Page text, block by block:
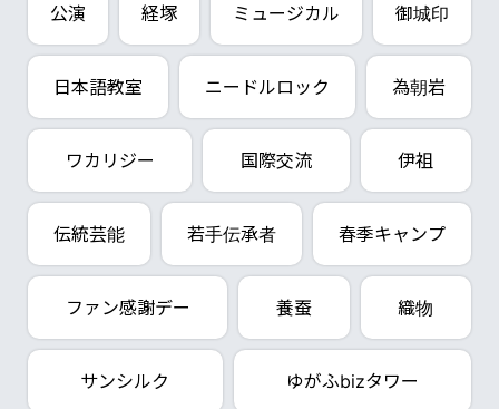
公演 経塚 ミュージカル 御城印
日本語教室 ニードルロック 為朝岩
ワカリジー 国際交流 伊祖
伝統芸能 若手伝承者 春季キャンプ
ファン感謝デー 養蚕 織物
サンシルク ゆがふbizタワー